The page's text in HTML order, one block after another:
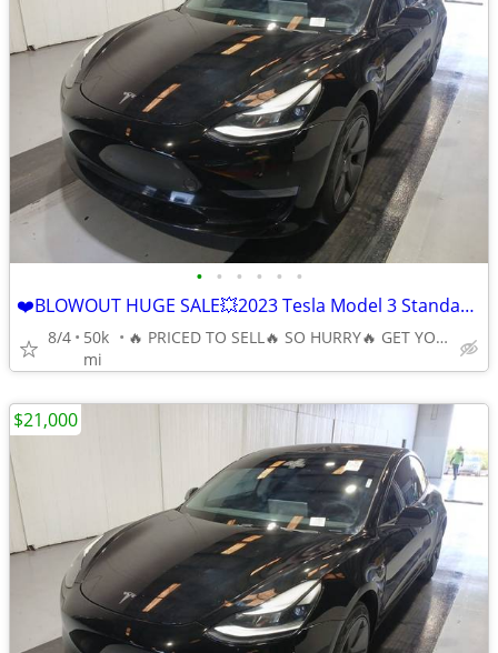
• • • • • •
❤️BLOWOUT HUGE SALE💥2023 Tesla Model 3 Standard Range Plus RWD 🔥
8/4
50k
mi
🔥 PRICED TO SELL🔥 SO HURRY🔥 GET YOUR BEST DEAL TODAY🔥
$21,000